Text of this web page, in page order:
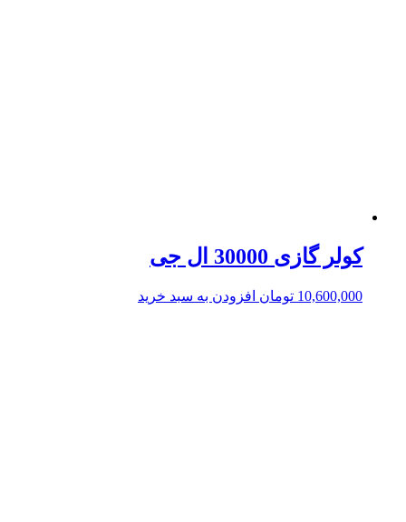
کولر گازی 30000 ال جی
10,600,000 تومان افزودن به سبد خرید